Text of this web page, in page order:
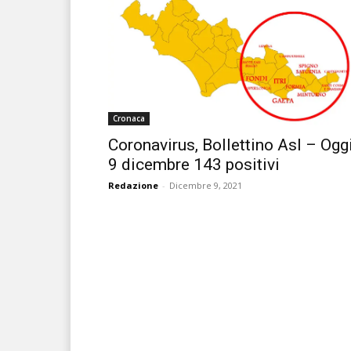
Cronaca
Coronavirus, Bollettino Asl –
9 dicembre 143 positivi
Redazione - Dicembre 9, 2021